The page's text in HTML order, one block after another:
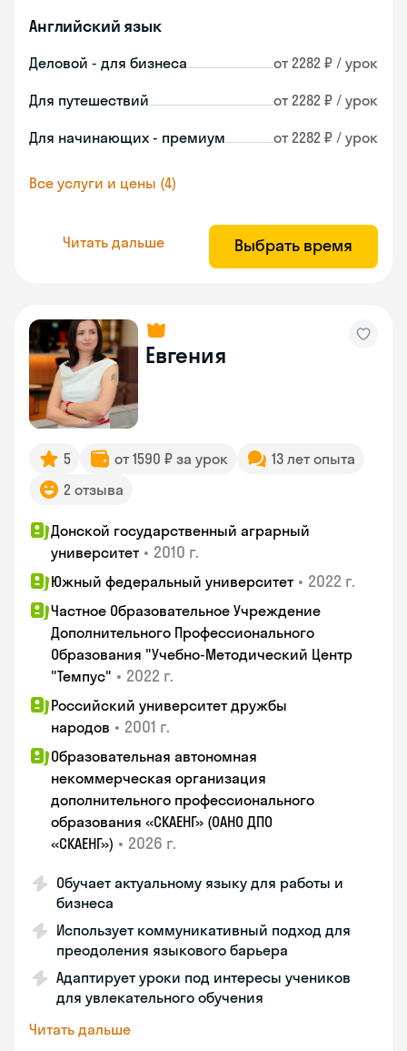
Английский язык
Деловой - для бизнеса от 2282 ₽ / урок
Для путешествий от 2282 ₽ / урок
Для начинающих - премиум от 2282 ₽ / урок
Все услуги и цены (4)
Читать дальше Выбрать время
Евгения
5 от 1590 ₽ за урок
13 лет опыта
2 отзыва
Донской государственный аграрный
университет • 2010 г.
Южный федеральный университет • 2022 г.
Частное Образовательное Учреждение
Дополнительного Профессионального
Образования "Учебно-Методический Центр
"Темпус" • 2022 г.
Российский университет дружбы
народов • 2001 г.
Образовательная автономная
некоммерческая организация
дополнительного профессионального
образования «СКАЕНГ» (ОАНО ДПО
«СКАЕНГ») • 2026 г.
Обучает актуальному языку для работы и
бизнеса
Использует коммуникативный подход для
преодоления языкового барьера
Адаптирует уроки под интересы учеников
для увлекательного обучения
Читать дальше